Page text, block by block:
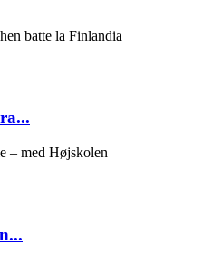
batte la Finlandia
– med Højskolen